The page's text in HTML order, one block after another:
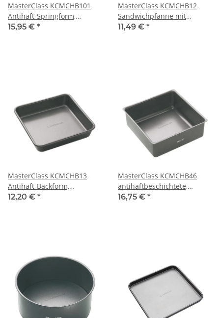
MasterClass KCMCHB101
Antihaft-Springform,
Herzform
15,95 € *
MasterClass KCMCHB12
Sandwichpfanne mit
Antihaftbeschichtung und
11,49 € *
MasterClass KCMCHB13
Antihaft-Backform,
quadratisch, 23 cm
12,20 € *
MasterClass KCMCHB46
antihaftbeschichtete,
quadratische, tiefe
16,75 € *